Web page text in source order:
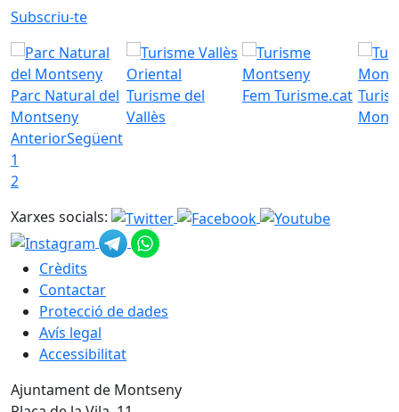
Subscriu-te
Parc Natural del
Montseny
Turisme del
Vallès
Fem Turisme.cat
AnteriorSegüent
1
2
Xarxes socials:
Crèdits
Contactar
Protecció de dades
Avís legal
Accessibilitat
Ajuntament de Montseny